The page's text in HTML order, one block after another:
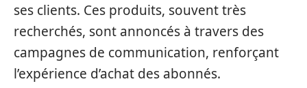
ses clients. Ces produits, souvent très
recherchés, sont annoncés à travers des
campagnes de communication, renforçant
l’expérience d’achat des abonnés.